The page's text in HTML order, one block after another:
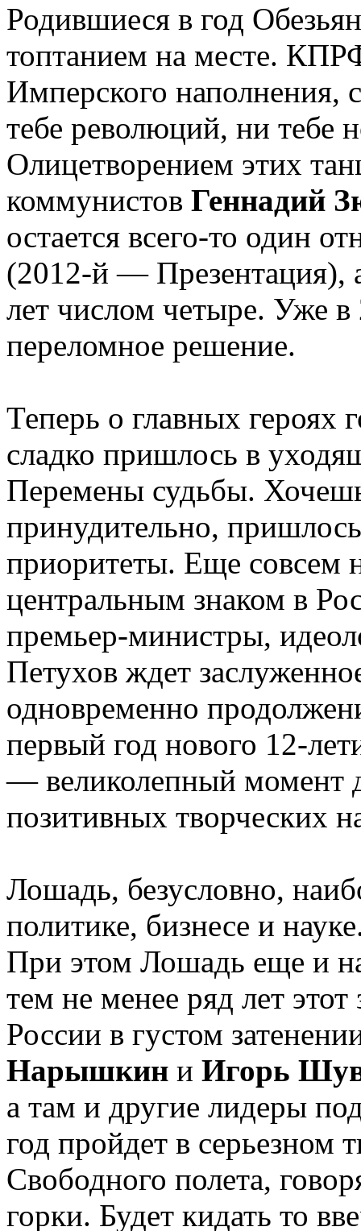
Родившиеся в год
топтанием на месте.
Имперского наполнения,
тебе революций, ни тебе
Олицетворением этих
коммунистов Геннадий
остается всего-то один
(2012-й — Презентация),
лет числом четыре. Уже
переломное решение.
Теперь о главных героях
сладко пришлось в
Перемены судьбы.
принудительно,
приоритеты. Еще совсем
центральным знаком в
премьер-министры,
Петухов ждет
одновременно
первый год нового 12-
— великолепный момент
позитивных творческих
Лошадь, безусловно,
политике, бизнесе и
При этом Лошадь еще и
тем не менее ряд лет
России в густом
Нарышкин и Игорь
а там и другие лидеры
год пройдет в серьезном
Свободного полета,
горки. Будет кидать то